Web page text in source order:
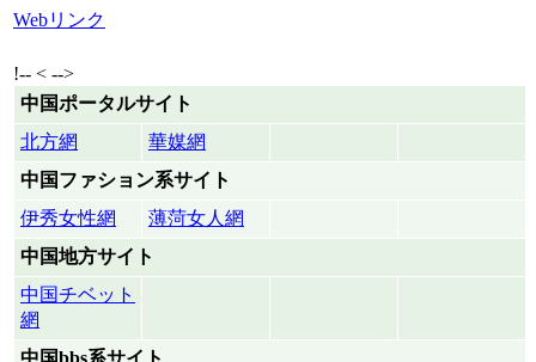
Webリンク
!-- < -->
中国ポータルサイト
北方網
華媒網
中国ファション系サイト
伊秀女性網
薄菏女人網
中国地方サイト
中国チベット
網
中国bbs系サイト